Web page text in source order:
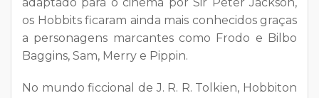
adaptado para o cinema por Sir Peter Jackson,
os Hobbits ficaram ainda mais conhecidos graças
a personagens marcantes como Frodo e Bilbo
Baggins, Sam, Merry e Pippin.
No mundo ficcional de J. R. R. Tolkien, Hobbiton